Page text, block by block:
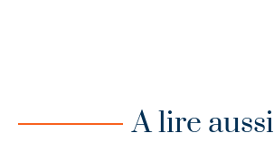
A lire aussi